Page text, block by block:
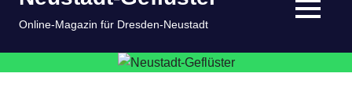
Online-Magazin für Dresden-Neustadt MENÜ